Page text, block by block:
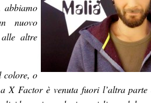
abbiamo
nuovo
altre
colore, o
X Factor è venuta fuori l’altra